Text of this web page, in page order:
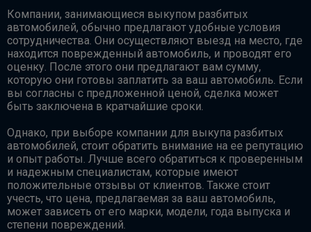
Компании, занимающиеся выкупом разбитых
автомобилей, обычно предлагают удобные условия
сотрудничества. Они осуществляют выезд на место, где
находится поврежденный автомобиль, и проводят его
оценку. После этого они предлагают вам сумму,
которую они готовы заплатить за ваш автомобиль. Если
вы согласны с предложенной ценой, сделка может
быть заключена в кратчайшие сроки.
Однако, при выборе компании для выкупа разбитых
автомобилей, стоит обратить внимание на ее репутацию
и опыт работы. Лучше всего обратиться к проверенным
и надежным специалистам, которые имеют
положительные отзывы от клиентов. Также стоит
учесть, что цена, предлагаемая за ваш автомобиль,
может зависеть от его марки, модели, года выпуска и
степени повреждений.